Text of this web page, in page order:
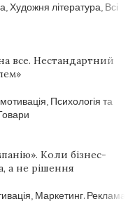
,Художня література, Всі
все. Нестандартний
, Психологія та
Коли бізнес-
а не рішення
, Маркетинг. Реклама